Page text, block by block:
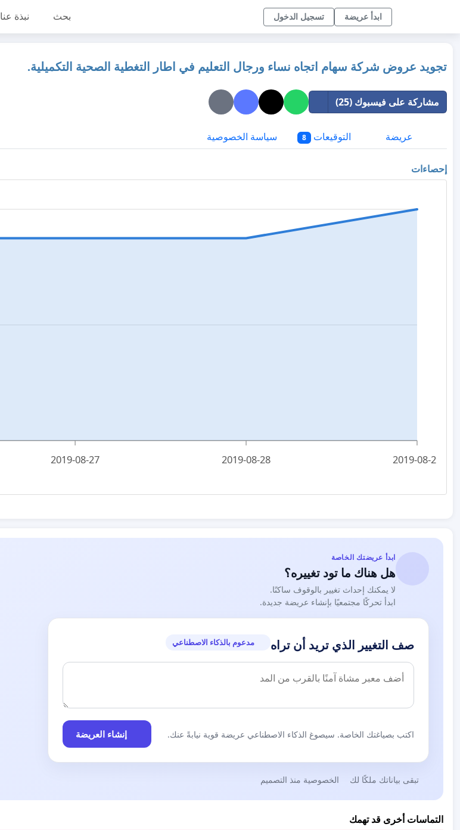
نبذة عنا بحث تسجيل الدخول ابدأ عريضة
تجويد عروض شركة سهام اتجاه نساء ورجال التعليم في اطار التغطية الصحية التكميلية.
مشاركة على فيسبوك (25)
عريضة التوقيعات 8 سياسة الخصوصية
إحصاءات
2019-08-27 2019-08-28 2019-08-29
ابدأ عريضتك الخاصة
هل هناك ما تود تغييره؟
لا يمكنك إحداث تغيير بالوقوف ساكنًا.
ابدأ تحركًا مجتمعيًا بإنشاء عريضة جديدة.
صف التغيير الذي تريد أن تراه مدعوم بالذكاء الاصطناعي
اكتب بصياغتك الخاصة. سيصوغ الذكاء الاصطناعي عريضة قوية نيابةً عنك. إنشاء العريضة
تبقى بياناتك ملكًا لك الخصوصية منذ التصميم
التماسات أخرى قد تهمك